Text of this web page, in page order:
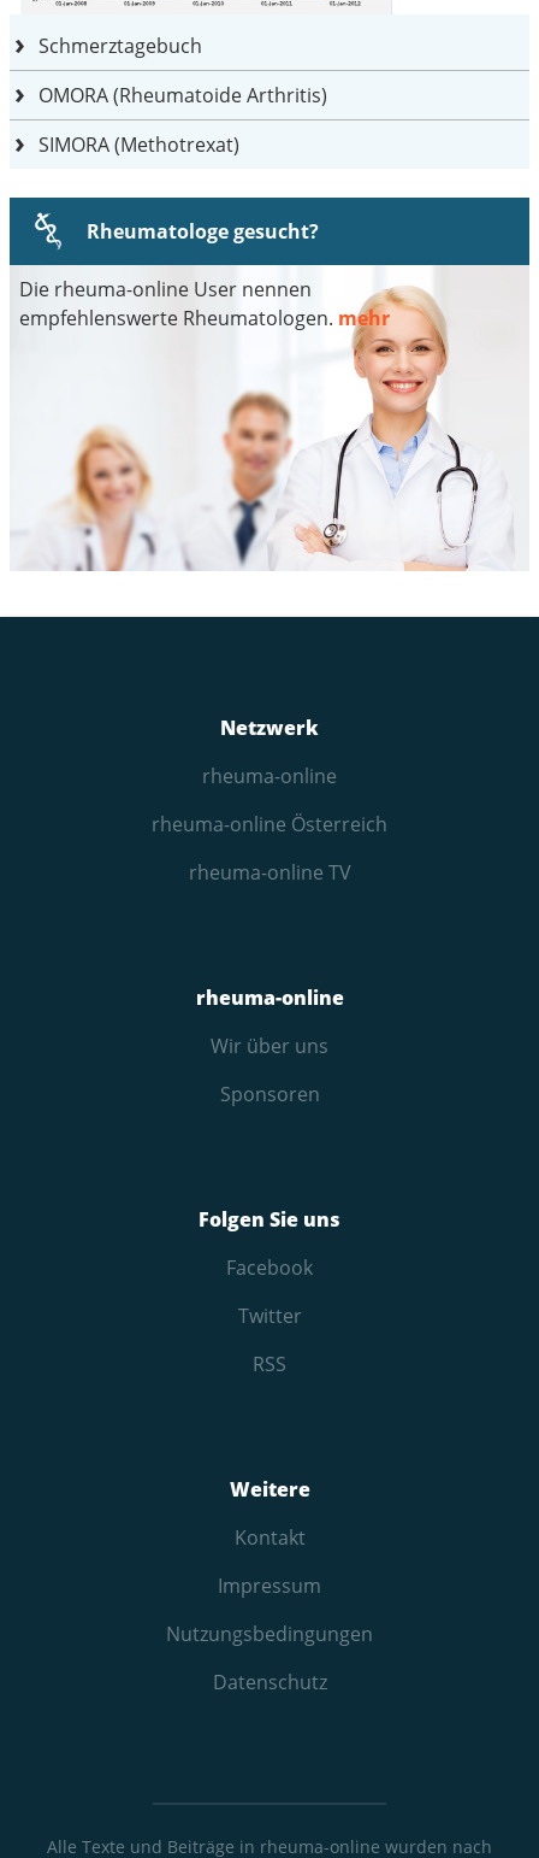
Schmerztagebuch
OMORA (Rheumatoide Arthritis)
SIMORA (Methotrexat)
Rheumatologe gesucht?
Die rheuma-online User nennen
empfehlenswerte Rheumatologen. mehr
Netzwerk
rheuma-online
rheuma-online Österreich
rheuma-online TV
rheuma-online
Wir über uns
Sponsoren
Folgen Sie uns
Facebook
Twitter
RSS
Weitere
Kontakt
Impressum
Nutzungs­bedingungen
Datenschutz
Alle Texte und Beiträge in rheuma-online wurden nach